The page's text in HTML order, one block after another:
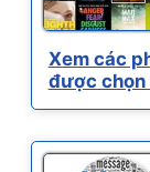
Xem các
được chọn